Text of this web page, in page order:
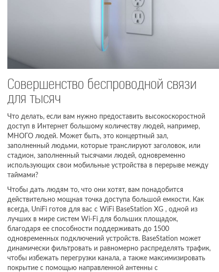
Совершенство беспроводной связи
для тысяч
Что делать, если вам нужно предоставить высокоскоростной
доступ в Интернет большому количеству людей, например,
МНОГО людей. Может быть, это концертный зал,
заполненный людьми, которые транслируют заголовок, или
стадион, заполненный тысячами людей, одновременно
использующих свои мобильные устройства в перерыве между
таймами?
Чтобы дать людям то, что они хотят, вам понадобится
действительно мощная точка доступа большой емкости. Как
всегда, UniFi готов для вас с WiFi BaseStation XG , одной из
лучших в мире систем Wi-Fi для больших площадок,
благодаря ее способности поддерживать до 1500
одновременных подключений устройств. BaseStation может
динамически фильтровать и равномерно распределять трафик,
чтобы избежать перегрузки канала, а также максимизировать
покрытие с помощью направленной антенны с